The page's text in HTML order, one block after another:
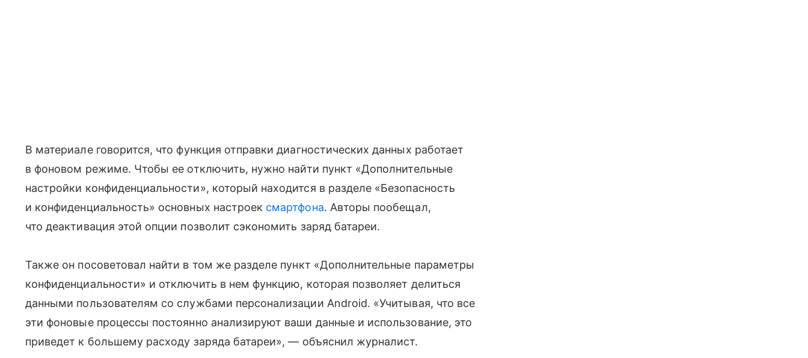
В материале говорится, что функция отправки диагностических данных работает
в фоновом режиме. Чтобы ее отключить, нужно найти пункт «Дополнительные
настройки конфиденциальности», который находится в разделе «Безопасность
и конфиденциальность» основных настроек смартфона. Авторы пообещал,
что деактивация этой опции позволит сэкономить заряд батареи.
Также он посоветовал найти в том же разделе пункт «Дополнительные параметры
конфиденциальности» и отключить в нем функцию, которая позволяет делиться
данными пользователям со службами персонализации Android. «Учитывая, что все
эти фоновые процессы постоянно анализируют ваши данные и использование, это
приведет к большему расходу заряда батареи», — объяснил журналист.